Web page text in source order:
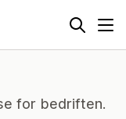
for bedriften.